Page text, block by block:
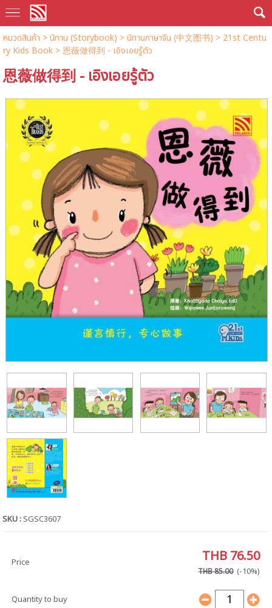
หมวดสินค้า >นิทาน (Storybook) >นิทานภาษาจีน (中文图书) > 21st Centu
ry Kids Book> 恩薇做得到 - เอิงเอยรู้ตัว
恩薇做得到 - เอิงเอยรู้ตัว
SKU : SGSC3607
Price THB 76.50
THB 85.00 (-10%)
Quantity to buy